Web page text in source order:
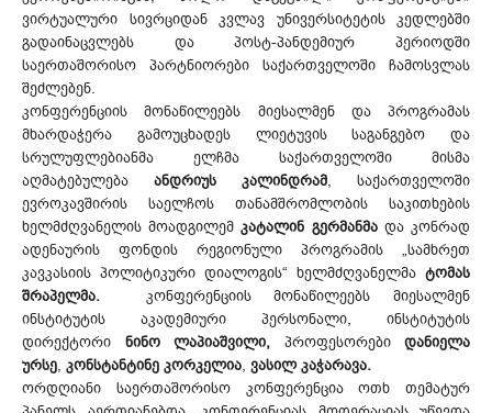
ვირტუალური სივრციდან კვლავ უნივერსიტეტის კედლებში
გადაინაცვლებს და პოსტ-პანდემიურ პერიოდში
საერთაშორისო პარტნიორები საქართველოში ჩამოსვლას
შეძლებენ.
კონფერენციის მონაწილეებს მიესალმენ და პროგრამას
მხარდაჭერა გამოუცხადეს ლიეტუვის საგანგებო და
სრულუფლებიანმა ელჩმა საქართველოში მისმა
აღმატებულება ანდრიუს კალინდრამ, საქართველოში
ევროკავშირის საელჩოს თანამშრომლობის საკითხების
ხელმძღვანელის მოადგილემკატალინ გერმანმა და კონრად
ადენაურის ფონდის რეგიონული პროგრამის „სამხრეთ
კავკასიის პოლიტიკური დიალოგის“ ხელმძღვანელმა ტომას
შრაპელმა. კონფერენციის მონაწილეებს მიესალმენ
ინსტიტუტის აკადემიური პერსონალი, ინსტიტუტის
დირექტორი ნინო ლაპიაშვილი, პროფესორები დანიელა
ურსე, კონსტანტინე კორკელია, ვასილ კაჭარავა.
ორდღიანი საერთაშორისო კონფერენცია ოთხ თემატურ